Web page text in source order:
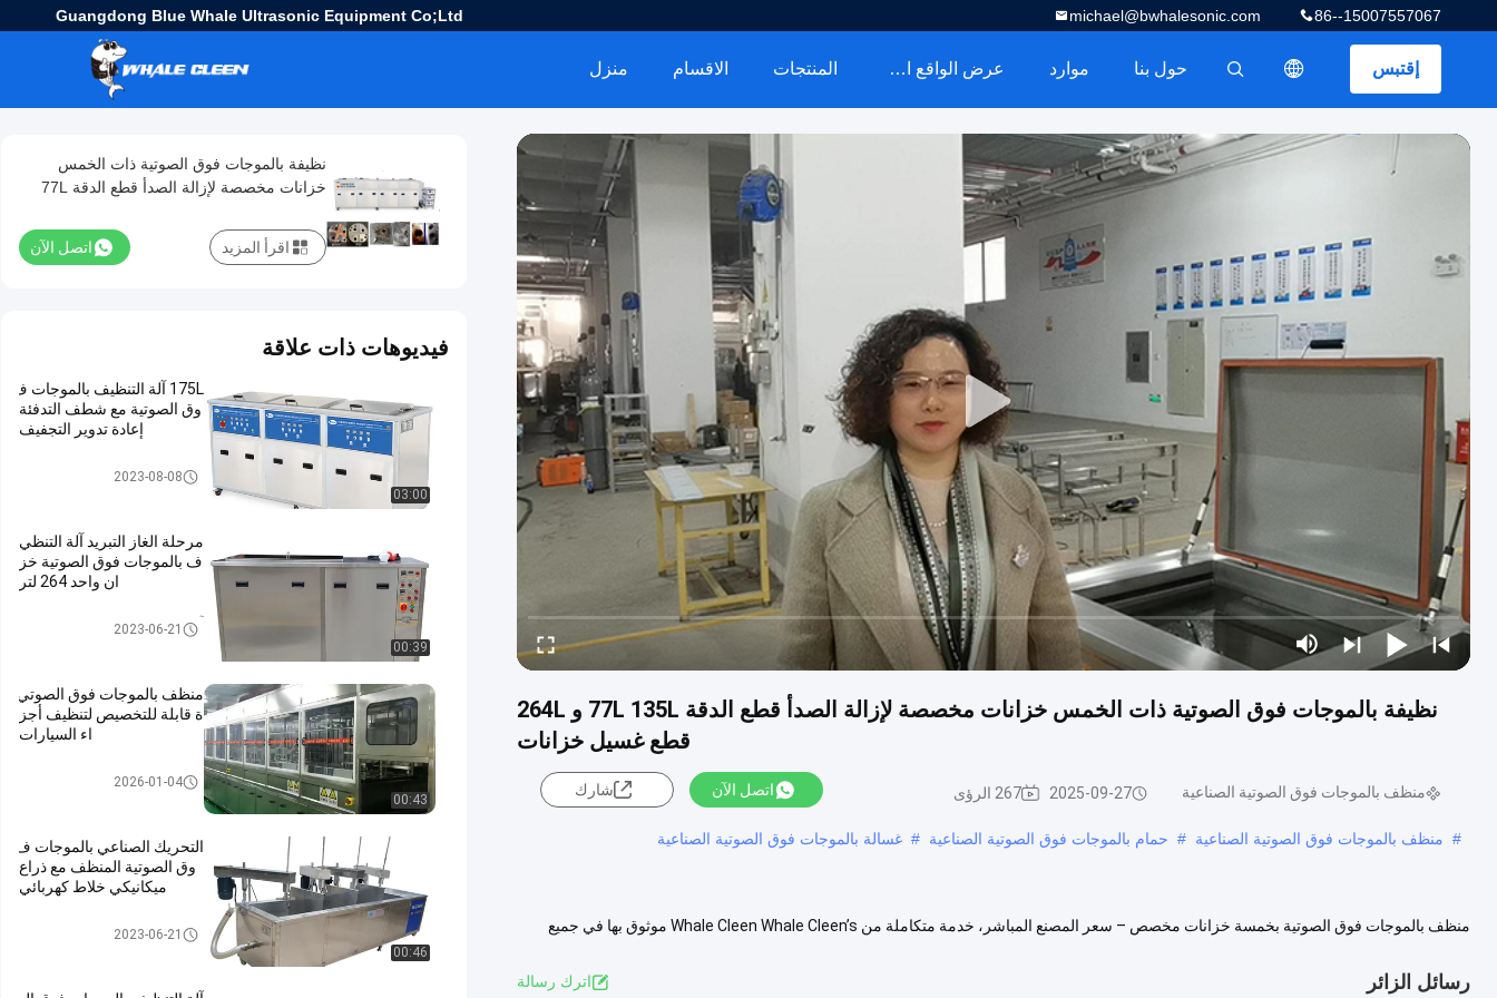
Guangdong Blue Whale Ultrasonic Equipment Co;Ltd 86--15007557067
michael@bwhalesonic.com
إقتبس
描述
منزل الاقسام المنتجات عرض الواقع الافتراضي موارد حول بنا
نظيفة بالموجات فوق الصوتية ذات الخمس خزانات مخصصة لإزالة الصدأ قطع الدقة 77L 135L و 264L
قطع غسيل خزانات
منظف ​​بالموجات فوق الصوتية الصناعية 2025-09-27 267 الرؤى اتصل الآن شارك
# منظف ​​بالموجات فوق الصوتية الصناعية # حمام بالموجات فوق الصوتية الصناعية # غسالة بالموجات فوق الصوتية الصناعية
منظف بالموجات فوق الصوتية بخمسة خزانات مخصص – سعر المصنع المباشر، خدمة متكاملة من Whale Cleen Whale Cleen’s موثوق بها في جميع
رسائل الزائر اترك رسالة
نظيفة بالموجات فوق الصوتية ذات الخمس
خزانات مخصصة لإزالة الصدأ قطع الدقة 77L
اتصل الآن اقرأ المزيد
فيديوهات ذات علاقة
03:00
175L آلة التنظيف بالموجات ف
وق الصوتية مع شطف التدفئة
إعادة تدوير التجفيف
منظف ​​بالموجات فوق الصوتية الص
2023-08-08
00:39
مرحلة الغاز التبريد آلة التنظي
ف بالموجات فوق الصوتية خز
ان واحد 264 لتر
آلة التنظيف بالموجات فوق الصوت
2023-06-21
00:43
منظف بالموجات فوق الصوتي
ة قابلة للتخصيص لتنظيف أجز
اء السيارات
منظف ​​بالموجات فوق الصوتية الص
2026-01-04
00:46
التحريك الصناعي بالموجات ف
وق الصوتية المنظف مع ذراع
ميكانيكي خلاط كهربائي
منظف ​​بالموجات فوق الصوتية الص
2023-06-21